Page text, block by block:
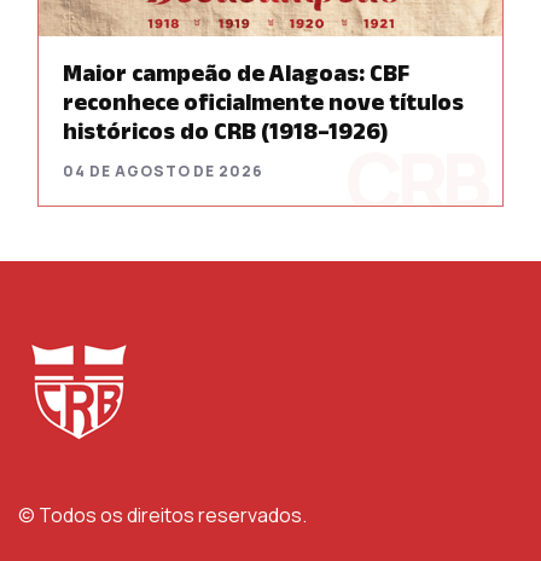
Maior campeão de Alagoas: CBF
reconhece oficialmente nove títulos
históricos do CRB (1918–1926)
04 DE AGOSTO DE 2026
© Todos os direitos reservados.